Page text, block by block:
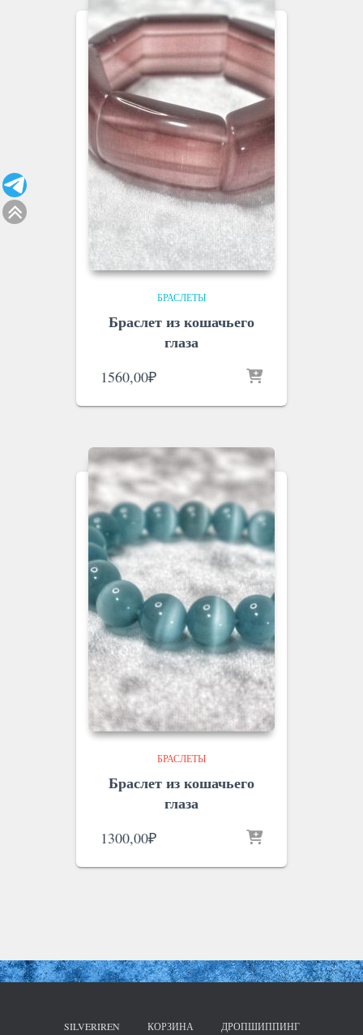
БРАСЛЕТЫ
Браслет из кошачьего
глаза
1560,00₽
БРАСЛЕТЫ
Браслет из кошачьего
глаза
1300,00₽
SILVERIREN КОРЗИНА ДРОПШИППИНГ